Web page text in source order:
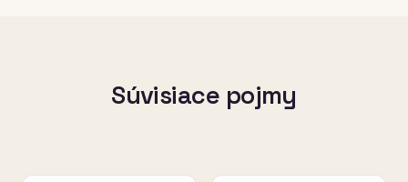
Súvisiace pojmy